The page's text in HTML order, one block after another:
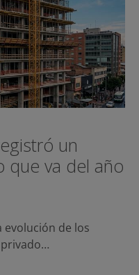
un
que va del año
evolución de los